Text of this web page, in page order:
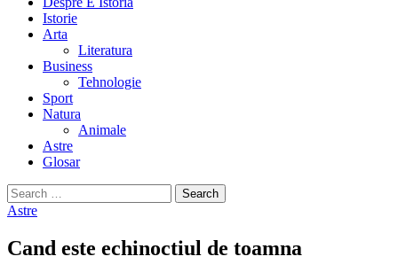
Istorie
Arta
Literatura
Business
Tehnologie
Sport
Natura
Animale
Astre
Glosar
Search
for:
Astre
Cand este echinoctiul de toamna